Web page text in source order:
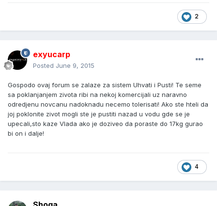
2
exyucarp
Posted June 9, 2015
Gospodo ovaj forum se zalaze za sistem Uhvati i Pusti! Te seme
sa poklanjanjem zivota ribi na nekoj komercijali uz naravno
odredjenu novcanu nadoknadu necemo tolerisati! Ako ste hteli da
joj poklonite zivot mogli ste je pustiti nazad u vodu gde se je
upecali,sto kaze Vlada ako je doziveo da poraste do 17kg gurao
bi on i dalje!
4